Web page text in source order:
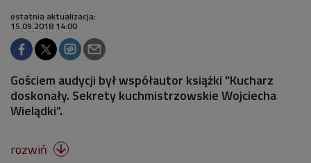
ostatnia aktualizacja:
15.09.2018 14:00
Gościem audycji był współautor książki "Kucharz
doskonały. Sekrety kuchmistrzowskie Wojciecha
Wielądki".
rozwiń 